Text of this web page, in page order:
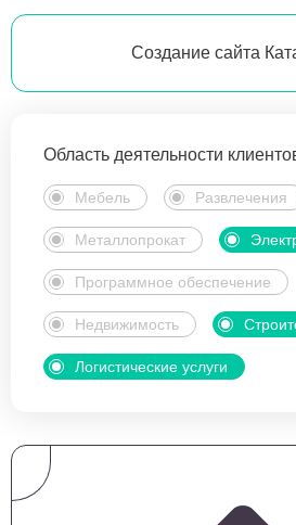
Создание сайта
Область деятельности
Мебель Развлечения
Металлопрокат
Программное обеспечение
Недвижимость
Логистические услуги